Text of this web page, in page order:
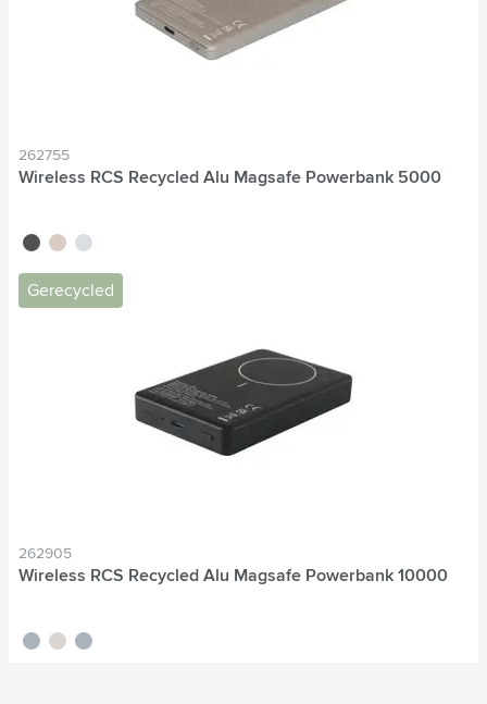
262755
Wireless RCS Recycled Alu Magsafe Powerbank 5000
noir titanebleu nordique
Gerecycled
262905
Wireless RCS Recycled Alu Magsafe Powerbank 10000
noir titanebleu nordique